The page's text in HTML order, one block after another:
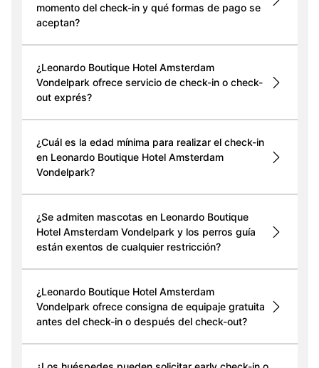
momento del check-in y qué formas de pago se
aceptan?
¿Leonardo Boutique Hotel Amsterdam
Vondelpark ofrece servicio de check-in o check-
out exprés?
¿Cuál es la edad mínima para realizar el check-in
en Leonardo Boutique Hotel Amsterdam
Vondelpark?
¿Se admiten mascotas en Leonardo Boutique
Hotel Amsterdam Vondelpark y los perros guía
están exentos de cualquier restricción?
¿Leonardo Boutique Hotel Amsterdam
Vondelpark ofrece consigna de equipaje gratuita
antes del check-in o después del check-out?